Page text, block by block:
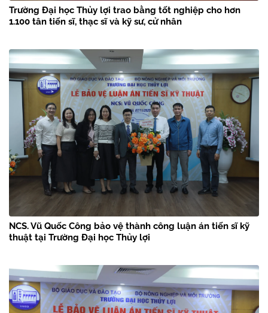
Trường Đại học Thủy lợi trao bằng tốt nghiệp cho hơn
1.100 tân tiến sĩ, thạc sĩ và kỹ sư, cử nhân
NCS. Vũ Quốc Công bảo vệ thành công luận án tiến sĩ kỹ
thuật tại Trường Đại học Thủy lợi